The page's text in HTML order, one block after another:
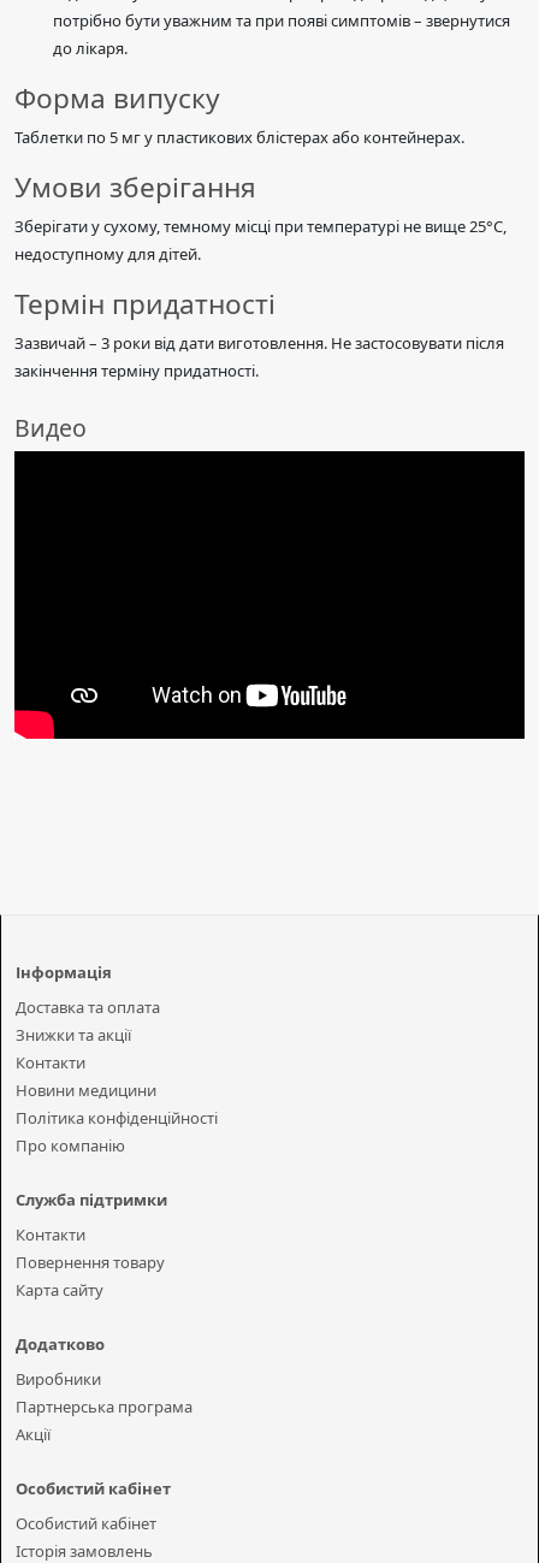
потрібно бути уважним та при появі симптомів – звернутися
до лікаря.
Форма випуску
Таблетки по 5 мг у пластикових блістерах або контейнерах.
Умови зберігання
Зберігати у сухому, темному місці при температурі не вище 25°C,
недоступному для дітей.
Термін придатності
Зазвичай – 3 роки від дати виготовлення. Не застосовувати після
закінчення терміну придатності.
Видео
Інформація
Доставка та оплата
Знижки та акції
Контакти
Новини медицини
Політика конфіденційності
Про компанію
Служба підтримки
Контакти
Повернення товару
Карта сайту
Додатково
Виробники
Партнерська програма
Акції
Особистий кабінет
Особистий кабінет
Історія замовлень